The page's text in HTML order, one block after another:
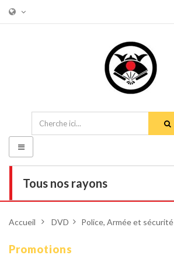
Tous nos rayons
Armes
Basculer
la
navigation
Accueil > DVD > Police, Armée et sécurité
Promotions